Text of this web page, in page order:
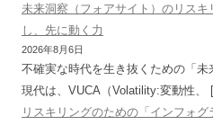
未来洞察（フォアサイト）のリス
し、先に動く力
2026年8月6日
不確実な時代を生き抜くための「
現代は、VUCA（Volatility:変動性
リスキリングのための「インフォ